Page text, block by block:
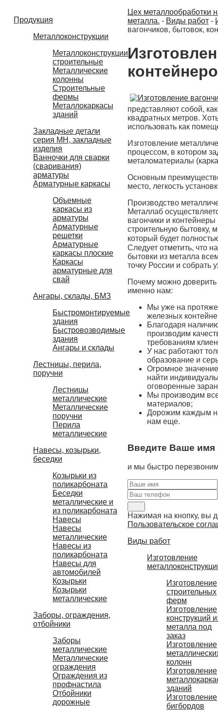
Продукция
Металлоконструкции
Металлоконструкции
строительные
Металлические
колонны
Строительные
фермы
Металлокаркасы
зданий
Закладные детали
серия МН, закладные
изделия
Ванночки для сварки
(сваривания)
арматуры
Арматурные каркасы
Объемные
каркасы из
арматуры
Арматурные
решетки
Арматурные
каркасы плоские
Каркасы
арматурные для
свай
Ангары, склады, БМЗ
Быстромонтируемые
здания
Быстровозводимые
здания
Ангары и склады
Лестницы, перила,
поручни
Лестницы
металлические
Металлические
поручни
Перила
металлические
Навесы, козырьки,
беседки
Козырьки из
поликарбоната
Беседки
металлические и
из поликарбоната
Навесы
Навесы
металлические
Навесы из
поликарбоната
Навесы для
автомобилей
Козырьки
Козырьки
металлические
Заборы, ограждения,
отбойники
Заборы
металлические
Металлические
ограждения
Ограждения из
профнастила
Отбойники
дорожные
Цех металлообработки
металла. - Виды работ -
вагончиков, бытовок,
представляют собой,
квадратных метров.
использовать как
Изготовление
процессом, в котором
металоматериалы
Основным
место, легкость
Производство
Металлаб
вагончики и
строительную бытовку,
который будет
Следует отметить, что
бытовки из металла
точку России и собрать
Почему можно доверить
именно нам:
Мы уже на
железных
Благодаря
производим
требованиям
У нас работают
образование и
Огромное
найти
оговоренные
Мы производим
материалов;
Дорожим каждым
нам еще.
Введите Ваше имя
и мы быстро
Нажимая на кнопку, вы
Пользовательское
Виды работ
Изготовление
Изготовление
строительных
ферм
Изготовление
конструкций
металла под
заказ
Изготовление
колонн
Изготовление
зданий
Изготовление
бигбордов